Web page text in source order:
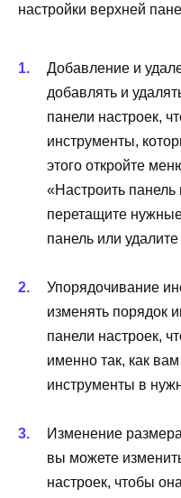
настройки верхней
Добавление и
добавлять и
панели настроек,
инструменты,
этого откройте
«Настроить панель
перетащите
панель или
Упорядочивание
изменять порядок
панели настроек,
именно так, как
инструменты в
Изменение
вы можете
настроек, чтобы